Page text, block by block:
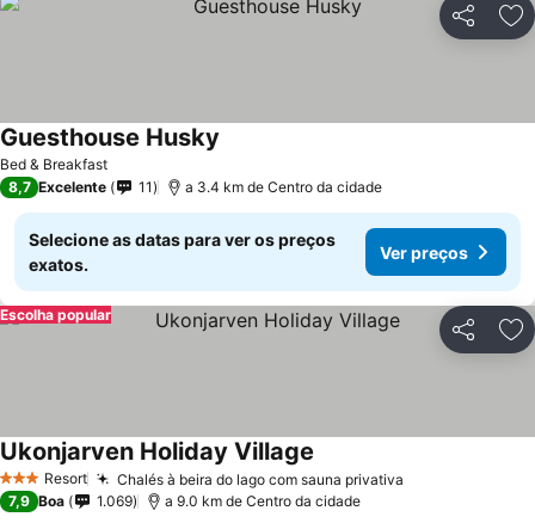
Partilhar
Bed & Breakfast
Guesthouse Husky
8,7 Excelente 11 a 3.4 km de Centro da cidade
Selecione as datas para ver os preços
exatos.
Ver preços
Partilhar
Escolha popular
3 EstrelasResort Chalés à beira do lago com sauna privativa
Ukonjarven Holiday Village
7,9 Boa 1.069 a 9.0 km de Centro da cidade